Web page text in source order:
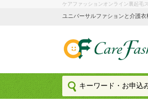
ケアファッションオンライン裏起毛
ユニバーサルファションと介護